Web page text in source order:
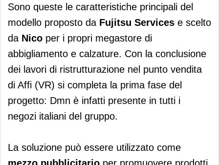
Sono queste le caratteristiche principali del
modello proposto da Fujitsu Services e scelto
da Nico per i propri megastore di
abbigliamento e calzature. Con la conclusione
dei lavori di ristrutturazione nel punto vendita
di Affi (VR) si completa la prima fase del
progetto: Dmn è infatti presente in tutti i
negozi italiani del gruppo.
La soluzione può essere utilizzato come
mezzo pubblicitario per promuovere prodotti